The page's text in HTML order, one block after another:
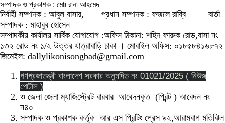
সম্পাদক ও প্রকাশক : মোঃ রানা আহমেদ
নির্বাহী সম্পাদক : আবুল বাসার, প্রধান সম্পাদক : ফজলে রাব্বি বার্তা
সম্পাদক : মাহাবুব হোসেন
সম্পাদকীয় কার্যালয় সার্বিক যোগাযোগ :অফিস ঠিকানা: শহিদ ফারুক রোড,বাসা নং
১৩২ রোড নং ১/২ উত্তর যাত্রাবাড়ি ঢাকা । মোবাইল অফিস: ০১৮৫৮৪১৬৮৭২
জিমেইল: dallylikonisongbad@gmail.com
গণপ্রজাতন্ত্রী বাংলাদেশ সরকার অনুমদিত নং 01021/2025 ( নিউজ
পোর্টাল )
ও জেলা জেলা ম্যাজিস্ট্রেট বারবার আবেদনকৃত (প্রিন্ট ) আবেদন নং
ন৪০
সম্পাদক ও প্রকাশক কর্তৃক আর এস প্রিন্টিং প্রেস ৯২,আরামবাগ মতিঝিল